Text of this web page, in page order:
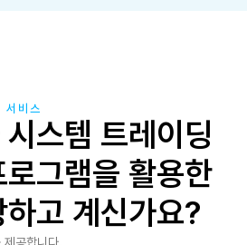
서비스
스템 트레이딩
그램을 활용한
고 계신가요?